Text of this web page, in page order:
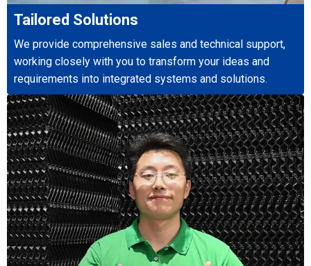
Tailored Solutions
We provide comprehensive sales and technical support,
working closely with you to transform your ideas and
requirements into integrated systems and solutions.